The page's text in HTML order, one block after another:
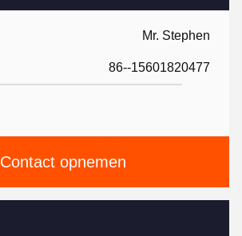
Mr. Stephen
86--15601820477
Contact opnemen